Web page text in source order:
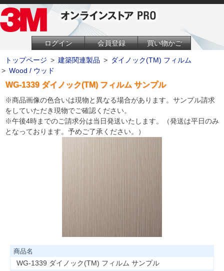
ログイン 会員登録 買い物かご
トップページ > 建築関連製品 > ダイノック(TM) フィルム
> Wood / ウッド
WG-1339 ダイノック(TM) フィルム サンプル
※商品画像の色合いは現物と異なる場合があります。サンプル請求
をしていただき現物でご確認ください。
※午後4時までのご請求分は当日発送いたします。（発送は平日のみ
となっております。予めご了承ください。）
商品名
WG-1339 ダイノック(TM) フィルム サンプル